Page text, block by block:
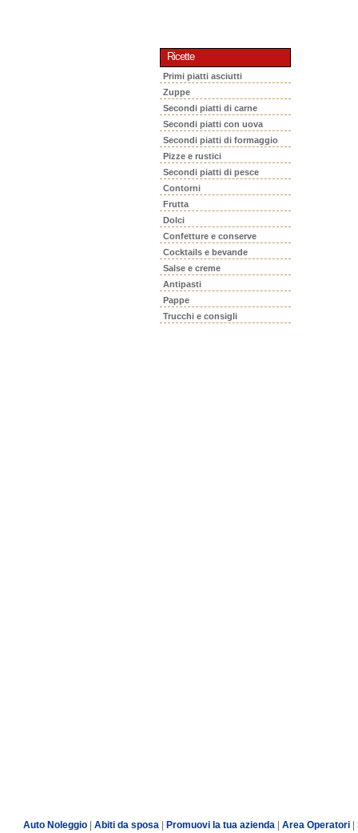
Ricette
Primi piatti asciutti
Zuppe
Secondi piatti di carne
Secondi piatti con uova
Secondi piatti di formaggio
Pizze e rustici
Secondi piatti di pesce
Contorni
Frutta
Dolci
Confetture e conserve
Cocktails e bevande
Salse e creme
Antipasti
Pappe
Trucchi e consigli
Auto Noleggio| Abiti da sposa| Promuovi la tua azienda Area Operatori